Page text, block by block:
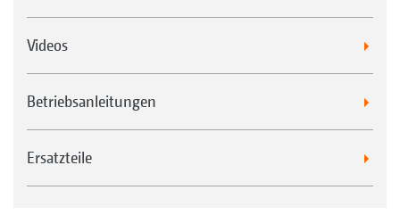
Videos
Betriebsanleitungen
Ersatzteile